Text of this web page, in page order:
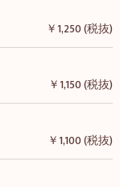
￥1,250 (税抜)
￥1,150 (税抜)
￥1,100 (税抜)